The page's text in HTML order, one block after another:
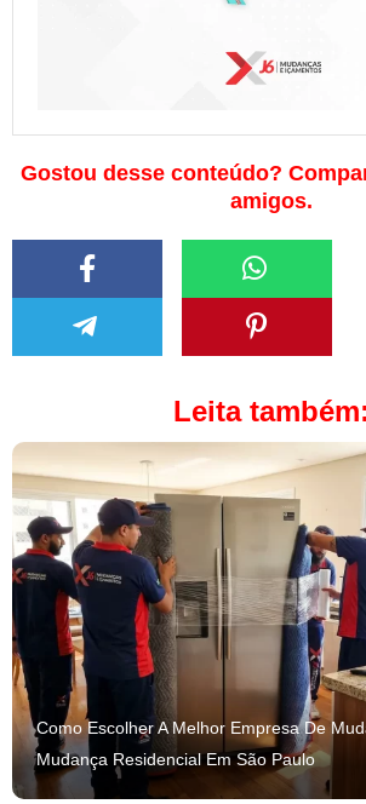
Gostou desse conteúdo?
amigos.
Leita também:
Como Escolher A Melhor Empresa De
Mudança Residencial Em São Paulo